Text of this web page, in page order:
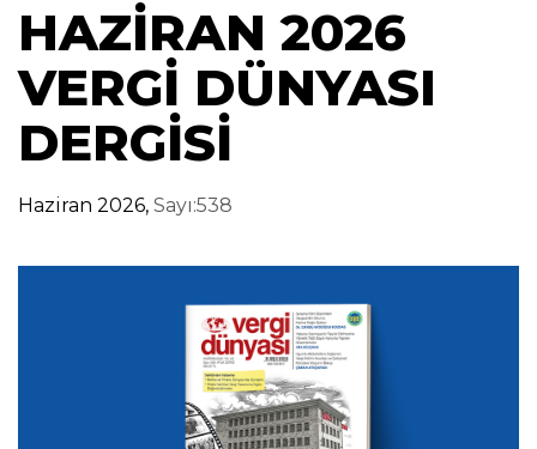
HAZİRAN 2026
VERGİ DÜNYASI
DERGİSİ
Haziran 2026, Sayı:538